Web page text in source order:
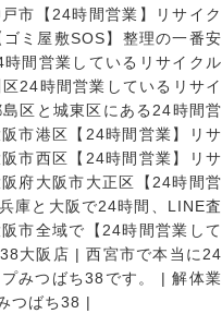
市【24時間営業】リサイク
ゴミ屋敷SOS】整理の一番安
間営業しているリサイクル
24時間営業しているリサイ
区と城東区にある24時間営
阪市港区【24時間営業】リサ
阪市西区【24時間営業】リサ
阪府大阪市大正区【24時間営
兵庫と大阪で24時間、LINE査
阪市全域で【24時間営業して
大阪店 |西宮市で本当に24
みつばち38です。
|解体業
つばち38 |